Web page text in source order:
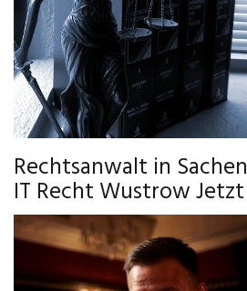
Rechtsanwalt in
IT Recht Wustrow